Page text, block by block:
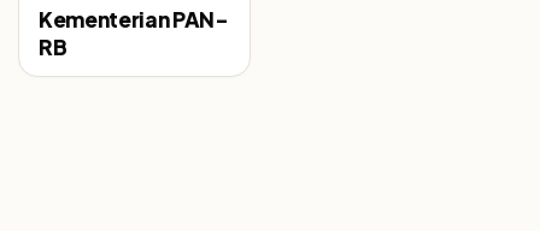
Kementerian PAN-
RB